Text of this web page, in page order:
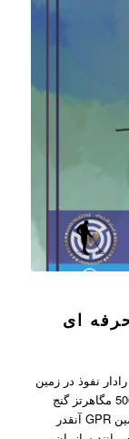
گنج یاب GPR EASYRAD گنج یاب Easyrad GPR رادار نفوذ در زمین
و فلزیاب ایزی رد – Easyrad GPR با قدرت نفوذ 500 مگاهرتز گنج
یابی مقرون به صرفه و کارآمد رادارهای نفوذ در زمین GPR آنقدر